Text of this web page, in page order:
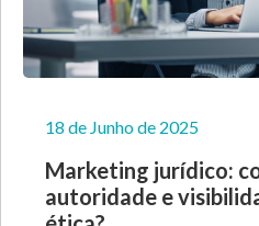
18 de Junho de 2025
Marketing jurídico:
autoridade e